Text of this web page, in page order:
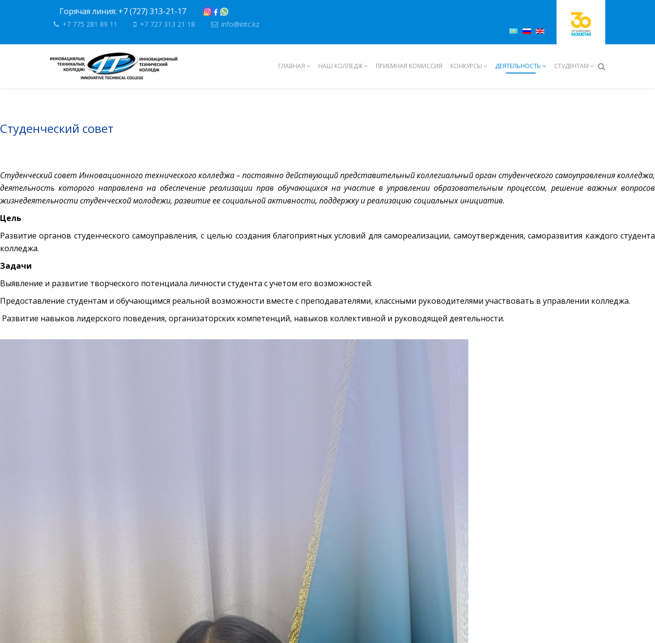
Горячая линия: +7 (727) 313-21-17
+7 775 281 89 11 +7 727 313 21 18 info@intc.kz
ГЛАВНАЯ НАШ КОЛЛЕДЖ ПРИЕМНАЯ КОМИССИЯ КОНКУРСЫ ДЕЯТЕЛЬНОСТЬ СТУДЕНТАМ
Студенческий совет
Студенческий совет Инновационного технического колледжа – постоянно действующий представительный коллегиальный орган студенческого самоуправления колледжа,
деятельность которого направлена на обеспечение реализации прав обучающихся на участие в управлении образовательным процессом, решение важных вопросов
жизнедеятельности студенческой молодежи, развитие ее социальной активности, поддержку и реализацию социальных инициатив.
Цель
Развитие органов студенческого самоуправления, с целью создания благоприятных условий для самореализации, самоутверждения, саморазвития каждого студента
колледжа.
Задачи
Выявление и развитие творческого потенциала личности студента с учетом его возможностей.
Предоставление студентам и обучающимся реальной возможности вместе с преподавателями, классными руководителями участвовать в управлении колледжа.
Развитие навыков лидерского поведения, организаторских компетенций, навыков коллективной и руководящей деятельности.